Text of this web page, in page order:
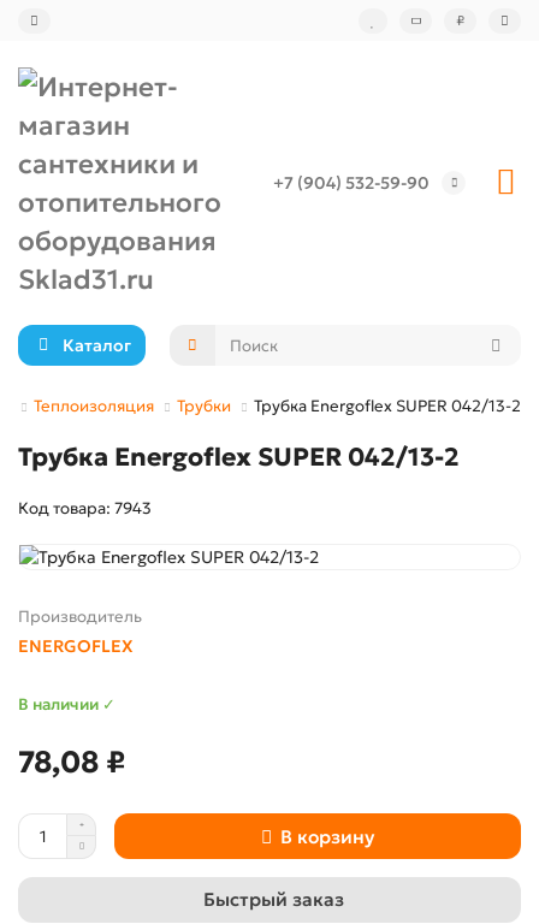
₽
+7 (904) 532-59-90
Каталог
Теплоизоляция Трубки Трубка Energoflex SUPER 042/13-2
Трубка Energoflex SUPER 042/13-2
Код товара: 7943
Производитель
ENERGOFLEX
В наличии ✓
78,08 ₽
В корзину
Быстрый заказ